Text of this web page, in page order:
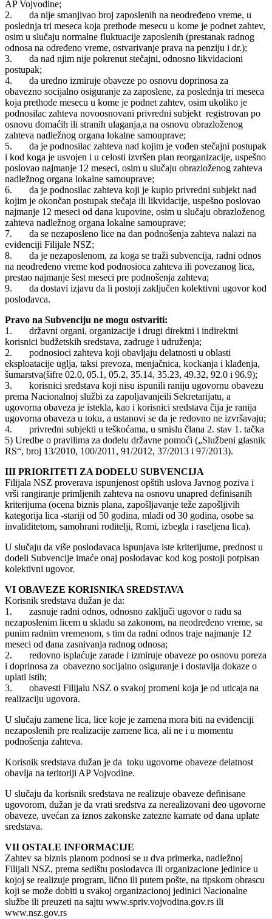
AP Vojvodine;
2. da nije smanjivao broj zaposlenih na neodređeno vreme, u
poslednja tri meseca koja prethode mesecu u kome je podnet zahtev,
osim u slučaju normalne fluktuacije zaposlenih (prestanak radnog
odnosa na određeno vreme, ostvarivanje prava na penziju i dr.);
3. da nad njim nije pokrenut stečajni, odnosno likvidacioni
postupak;
4. da uredno izmiruje obaveze po osnovu doprinosa za
obavezno socijalno osiguranje za zaposlene, za poslednja tri meseca
koja prethode mesecu u kome je podnet zahtev, osim ukoliko je
podnosilac zahteva novoosnovani privredni subjekt registrovan po
osnovu domaćih ili stranih ulaganja,a na osnovu obrazloženog
zahteva nadležnog organa lokalne samouprave;
5. da je podnosilac zahteva nad kojim je vođen stečajni postupak
i kod koga je usvojen i u celosti izvršen plan reorganizacije, uspešno
poslovao najmanje 12 meseci, osim u slučaju obrazloženog zahteva
nadležnog organa lokalne samouprave;
6. da je podnosilac zahteva koji je kupio privredni subjekt nad
kojim je okončan postupak stečaja ili likvidacije, uspešno poslovao
najmanje 12 meseci od dana kupovine, osim u slučaju obrazloženog
zahteva nadležnog organa lokalne samouprave;
7. da se nezaposleno lice na dan podnošenja zahteva nalazi na
evidenciji Filijale NSZ;
8. da je nezaposlenom, za koga se traži subvencija, radni odnos
na neodređeno vreme kod podnosioca zahteva ili povezanog lica,
prestao najmanje šest meseci pre podnošenja zahteva;
9. da dostavi izjavu da li postoji zaključen kolektivni ugovor kod
poslodavca.
Pravo na Subvenciju ne mogu ostvariti:
1. državni organi, organizacije i drugi direktni i indirektni
korisnici budžetskih sredstava, zadruge i udruženja;
2. podnosioci zahteva koji obavljaju delatnosti u oblasti
eksploatacije uglja, taksi prevoza, menjačnica, kockanja i klađenja,
šumarstva(šifre 02.0, 05.1, 05.2, 35.14, 35.23, 49.32, 92.0 i 96.9);
3. korisnici sredstava koji nisu ispunili raniju ugovornu obavezu
prema Nacionalnoj službi za zapoljavanjeili Sekretarijatu, a
ugovorna obaveza je istekla, kao i korisnici sredstava čija je ranija
ugovorna obaveza u toku, a ustanovi se da je redovno ne izvršavaju;
4. privredni subjekti u teškoćama, u smislu člana 2. stav 1. tačka
5) Uredbe o pravilima za dodelu državne pomoći („Službeni glasnik
RS“, broj 13/2010, 100/2011, 91/2012, 37/2013 i 97/2013).
III PRIORITETI ZA DODELU SUBVENCIJA
Filijala NSZ proverava ispunjenost opštih uslova Javnog poziva i
vrši rangiranje primljenih zahteva na osnovu unapred definisanih
kriterijuma (ocena biznis plana, zapošljavanje teže zapošljivih
kategorija lica -stariji od 50 godina, mlađi od 30 godina, osobe sa
invaliditetom, samohrani roditelji, Romi, izbegla i raseljena lica).
U slučaju da više poslodavaca ispunjava iste kriterijume, prednost u
dodeli Subvencije imaće onaj poslodavac kod kog postoji potpisan
kolektivni ugovor.
VI OBAVEZE KORISNIKA SREDSTAVA
Korisnik sredstava dužan je da:
1. zasnuje radni odnos, odnosno zaključi ugovor o radu sa
nezaposlenim licem u skladu sa zakonom, na neodređeno vreme, sa
punim radnim vremenom, s tim da radni odnos traje najmanje 12
meseci od dana zasnivanja radnog odnosa;
2. redovno isplaćuje zarade i izmiruje obaveze po osnovu poreza
i doprinosa za obavezno socijalno osiguranje i dostavlja dokaze o
uplati istih;
3. obavesti Filijalu NSZ o svakoj promeni koja je od uticaja na
realizaciju ugovora.
U slučaju zamene lica, lice koje je zamena mora biti na evidenciji
nezaposlenih pre realizacije zamene lica, ali ne i u momentu
podnošenja zahteva.
Korisnik sredstava dužan je da toku ugovorne obaveze delatnost
obavlja na teritoriji AP Vojvodine.
U slučaju da korisnik sredstava ne realizuje obaveze definisane
ugovorom, dužan je da vrati sredstva za nerealizovani deo ugovorne
obaveze, uvećan za iznos zakonske zatezne kamate od dana uplate
sredstava.
VII OSTALE INFORMACIJE
Zahtev sa biznis planom podnosi se u dva primerka, nadležnoj
Filijali NSZ, prema sedištu poslodavca ili organizacione jedinice u
kojoj se realizuje program, lično ili putem pošte, na tipskom obrascu
koji se može dobiti u svakoj organizacionoj jedinici Nacionalne
službe ili preuzeti na sajtu www.spriv.vojvodina.gov.rs ili
www.nsz.gov.rs